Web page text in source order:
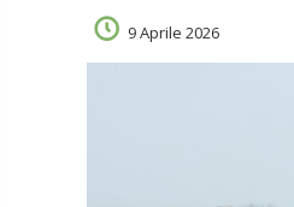
9 Aprile 2026